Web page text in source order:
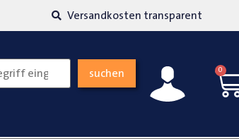
Versandkosten transparent
suchen 0